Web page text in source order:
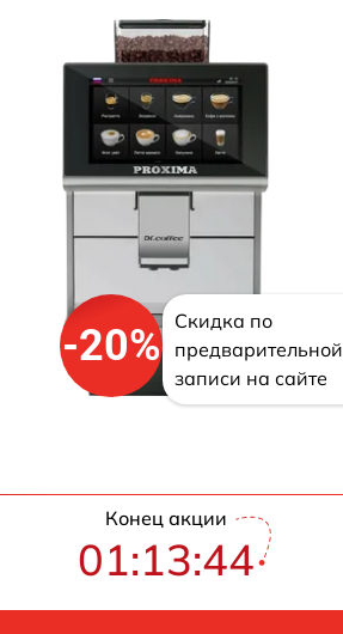
-20%
Скидка по
предварительной
записи на сайте
Конец акции
01:13:43